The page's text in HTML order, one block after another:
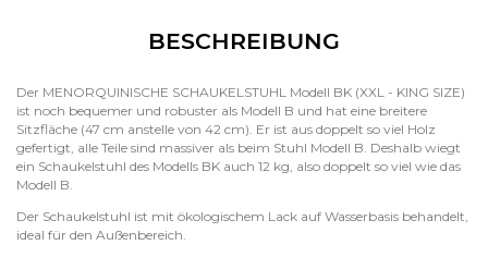
BESCHREIBUNG
Der MENORQUINISCHE SCHAUKELSTUHL Modell BK (XXL - KING SIZE)
ist noch bequemer und robuster als Modell B und hat eine breitere
Sitzfläche (47 cm anstelle von 42 cm). Er ist aus doppelt so viel Holz
gefertigt, alle Teile sind massiver als beim Stuhl Modell B. Deshalb wiegt
ein Schaukelstuhl des Modells BK auch 12 kg, also doppelt so viel wie das
Modell B.
Der Schaukelstuhl ist mit ökologischem Lack auf Wasserbasis behandelt,
ideal für den Außenbereich.